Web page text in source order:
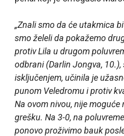
„Znali smo da će utakmica
smo želeli da pokažemo
protiv Lila u drugom
odbrani (Darlin Jongva, 10.),
isključenjem, učinila je
punom Veledromu i protiv
Na ovom nivou, nije moguće
grešku. Na 3-0, na
ponovo proživimo bauk